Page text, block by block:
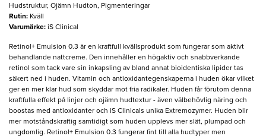
Hudstruktur, Ojämn Hudton, Pigmenteringar
Rutin: Kväll
Varumärke: iS Clinical
Retinol+ Emulsion 0.3 är en kraftfull kvällsprodukt som fungerar som aktivt
behandlande nattcreme. Den innehåller en högaktiv och snabbverkande
retinol som tack vare sin inkapsling av bland annat bioidentiska lipider tas
säkert ned i huden. Vitamin och antioxidantegenskaperna i huden ökar vilket
ger en mer klar hud som skyddar mot fria radikaler. Huden får förutom denna
kraftfulla effekt på linjer och ojämn hudtextur - även välbehövlig näring och
boostas med antioxidanter och iS Clinicals unika Extremozymer. Huden blir
mer motståndskraftig samtidigt som huden upplevs mer slät, plumpad och
ungdomlig. Retinol+ Emulsion 0.3 fungerar fint till alla hudtyper men